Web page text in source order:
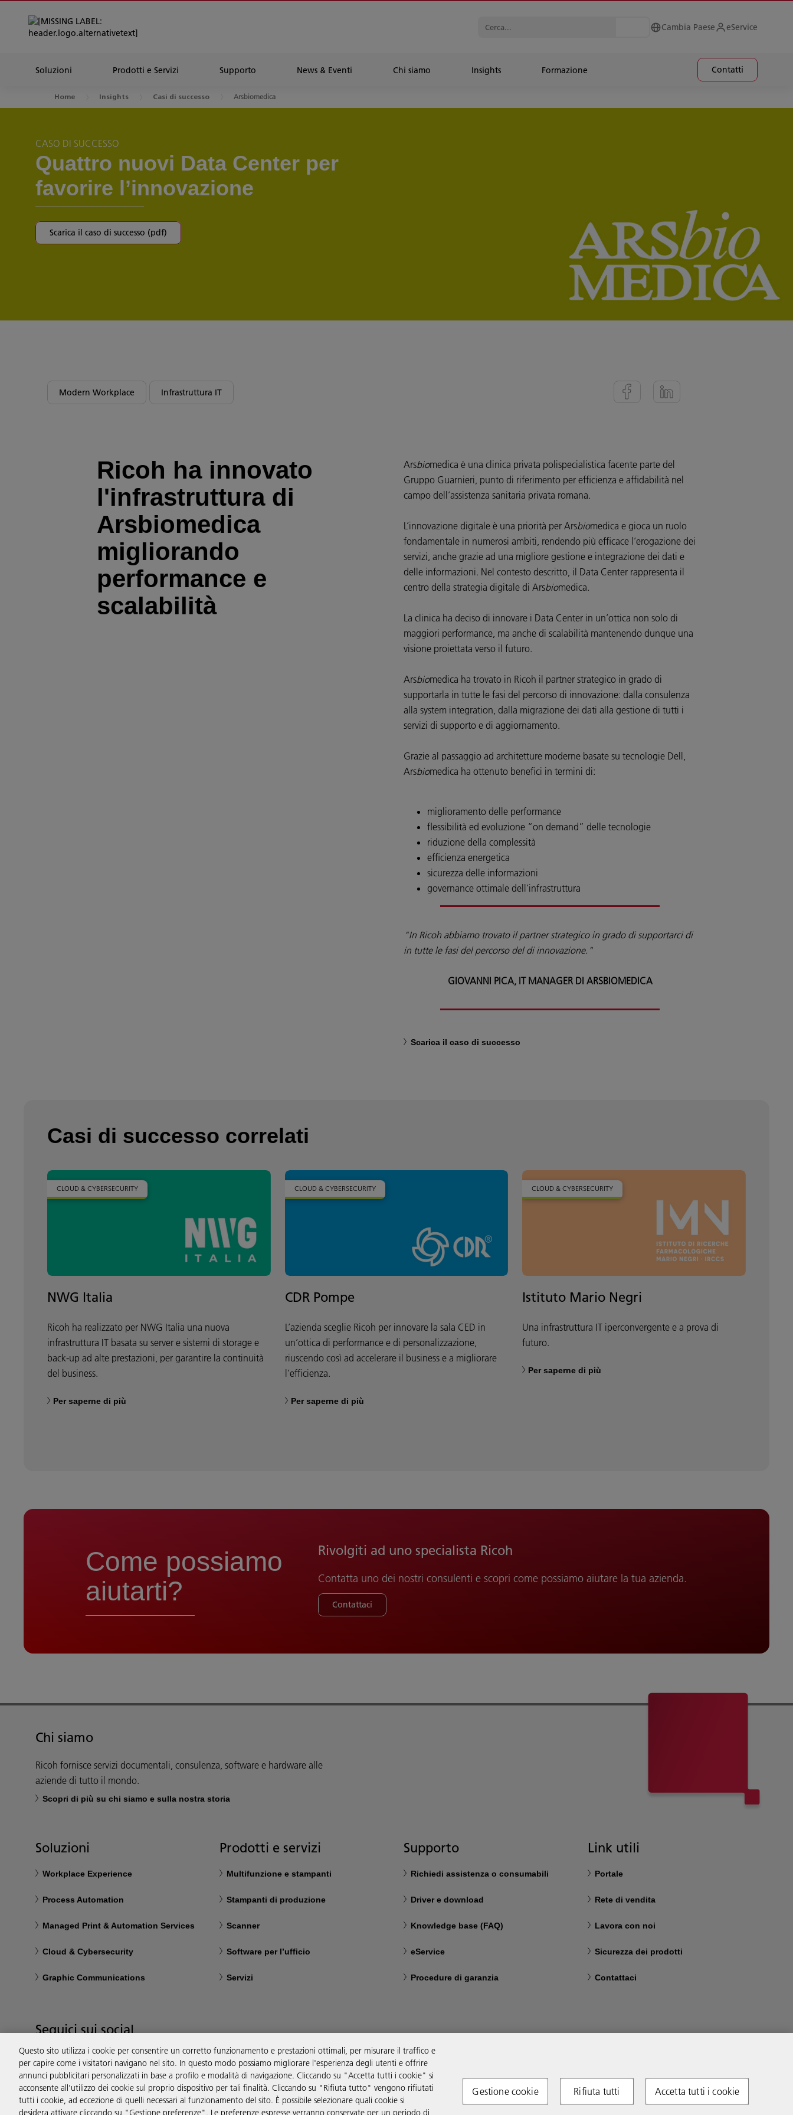
Cambia Paese eService
Soluzioni Prodotti e Servizi Supporto News & Eventi Chi siamo Insights Formazione Contatti
Home Insights Casi di successo Arsbiomedica
CASO DI SUCCESSO
Quattro nuovi Data Center per
favorire l’innovazione
Scarica il caso di successo (pdf)
Modern Workplace Infrastruttura IT
Ricoh ha innovato
l'infrastruttura di
Arsbiomedica
migliorando
performance e
scalabilità
Arsbiomedica è una clinica privata polispecialistica facente parte del
Gruppo Guarnieri, punto di riferimento per efficienza e affidabilità nel
campo dell’assistenza sanitaria privata romana.
L’innovazione digitale è una priorità per Arsbiomedica e gioca un ruolo
fondamentale in numerosi ambiti, rendendo più efficace l’erogazione dei
servizi, anche grazie ad una migliore gestione e integrazione dei dati e
delle informazioni. Nel contesto descritto, il Data Center rappresenta il
centro della strategia digitale di Arsbiomedica.
La clinica ha deciso di innovare i Data Center in un’ottica non solo di
maggiori performance, ma anche di scalabilità mantenendo dunque una
visione proiettata verso il futuro.
Arsbiomedica ha trovato in Ricoh il partner strategico in grado di
supportarla in tutte le fasi del percorso di innovazione: dalla consulenza
alla system integration, dalla migrazione dei dati alla gestione di tutti i
servizi di supporto e di aggiornamento.
Grazie al passaggio ad architetture moderne basate su tecnologie Dell,
Arsbiomedica ha ottenuto benefici in termini di:
miglioramento delle performance
flessibilità ed evoluzione “on demand” delle tecnologie
riduzione della complessità
efficienza energetica
sicurezza delle informazioni
governance ottimale dell’infrastruttura
"In Ricoh abbiamo trovato il partner strategico in grado di supportarci di
in tutte le fasi del percorso del di innovazione."
GIOVANNI PICA, IT MANAGER DI ARSBIOMEDICA
Scarica il caso di successo
Casi di successo correlati
CLOUD & CYBERSECURITY
NWG Italia
Ricoh ha realizzato per NWG Italia una nuova
infrastruttura IT basata su server e sistemi di storage e
back-up ad alte prestazioni, per garantire la continuità
del business.
Per saperne di più
CLOUD & CYBERSECURITY
CDR Pompe
L’azienda sceglie Ricoh per innovare la sala CED in
un’ottica di performance e di personalizzazione,
riuscendo così ad accelerare il business e a migliorare
l’efficienza.
Per saperne di più
CLOUD & CYBERSECURITY
Istituto Mario Negri
Una infrastruttura IT iperconvergente e a prova di
futuro.
Per saperne di più
Come possiamo
aiutarti?
Rivolgiti ad uno specialista Ricoh
Contatta uno dei nostri consulenti e scopri come possiamo aiutare la tua azienda.
Contattaci
Chi siamo
Ricoh fornisce servizi documentali, consulenza, software e hardware alle
aziende di tutto il mondo.
Scopri di più su chi siamo e sulla nostra storia
Soluzioni
Workplace Experience
Process Automation
Managed Print & Automation Services
Cloud & Cybersecurity
Graphic Communications
Prodotti e servizi
Multifunzione e stampanti
Stampanti di produzione
Scanner
Software per l’ufficio
Servizi
Supporto
Richiedi assistenza o consumabili
Driver e download
Knowledge base (FAQ)
eService
Procedure di garanzia
Link utili
Portale
Rete di vendita
Lavora con noi
Sicurezza dei prodotti
Contattaci
Seguici sui social
Questo sito utilizza i cookie per consentire un corretto funzionamento e prestazioni ottimali, per misurare il traffico e
per capire come i visitatori navigano nel sito. In questo modo possiamo migliorare l'esperienza degli utenti e offrire
annunci pubblicitari personalizzati in base a profilo e modalità di navigazione. Cliccando su "Accetta tutti i cookie" si
acconsente all'utilizzo dei cookie sul proprio dispositivo per tali finalità. Cliccando su "Rifiuta tutto" vengono rifiutati
tutti i cookie, ad eccezione di quelli necessari al funzionamento del sito. È possibile selezionare quali cookie si
desidera attivare cliccando su "Gestione preferenze". Le preferenze espresse verranno conservate per un periodo di
Gestione cookie Rifiuta tutti Accetta tutti i cookie